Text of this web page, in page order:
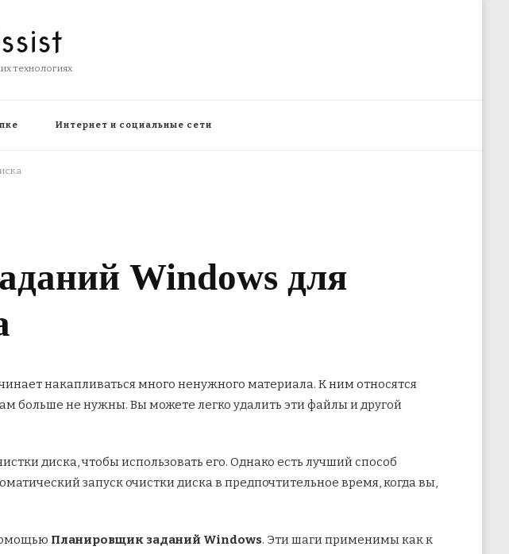
технологиях
Интернет и социальные сети
Windows для
накапливаться много ненужного материала. К ним относятся
больше не нужны. Выможете легко удалить эти файлы и другой
диска, чтобы использовать его. Однако есть лучший способ
запуск очистки диска в предпочтительное время, когда вы,
Планировщик заданий Windows. Эти шаги применимы как к